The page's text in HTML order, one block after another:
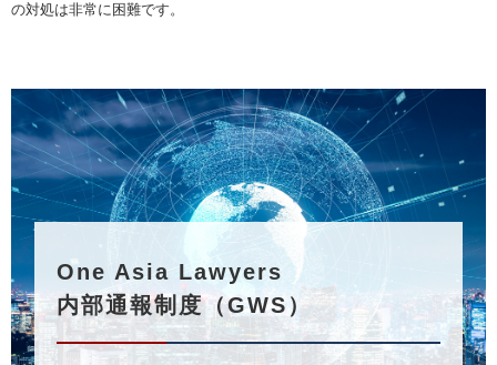
の対処は非常に困難です。
One Asia Lawyers
内部通報制度（GWS）